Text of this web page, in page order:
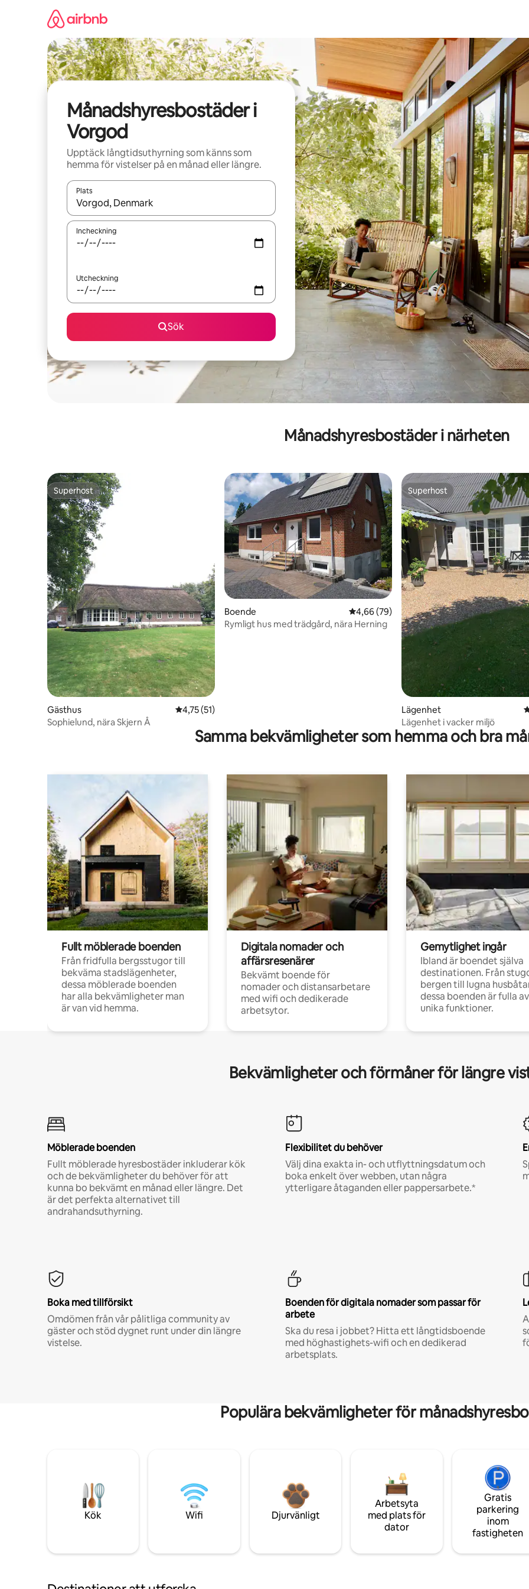
Månadshyresbostäder i
Vorgod
Upptäck långtidsuthyrning som känns som
hemma för vistelser på en månad eller längre.
Plats
När resultaten är tillgängliga kan du navigera med upp- och nedåtpilarna eller utforska genom att trycka eller svepa.
Incheckning
Utcheckning
Sök
Månadshyresbostäder i närheten
Superhost
Superhost
Gästhus 4,75 av 5 i genomsnittligt betyg, 51 omdömen
4,75 (51)
Sophielund, nära Skjern Å
Boende 4,66 av 5 i genomsnittligt betyg, 79
4,66 (79)
Rymligt hus med trädgård, nära Herning
Superhost
Superhost
Lägenhet
Lägenhet i vacker miljö
Samma bekvämligheter som hemma och bra
Fullt möblerade boenden
Från fridfulla bergsstugor till
bekväma stadslägenheter,
dessa möblerade boenden
har alla bekvämligheter man
är van vid hemma.
Digitala nomader och
affärsresenärer
Bekvämt boende för
nomader och distansarbetare
med wifi och dedikerade
arbetsytor.
Gemytlighet ingår
Ibland är boendet själva
destinationen. Från
bergen till lugna
dessa boenden är fulla av
unika funktioner.
Bekvämligheter och förmåner för längre
Möblerade boenden
Fullt möblerade hyresbostäder inkluderar kök
och de bekvämligheter du behöver för att
kunna bo bekvämt en månad eller längre. Det
är det perfekta alternativet till
andrahandsuthyrning.
Flexibilitet du behöver
Välj dina exakta in- och utflyttningsdatum och
boka enkelt över webben, utan några
ytterligare åtaganden eller pappersarbete.*
Boka med tillförsikt
Omdömen från vår pålitliga community av
gäster och stöd dygnet runt under din längre
vistelse.
Boenden för digitala nomader som passar för
arbete
Ska du resa i jobbet? Hitta ett långtidsboende
med höghastighets-wifi och en dedikerad
arbetsplats.
Populära bekvämligheter för
Kök Wifi Djurvänligt
Arbetsyta
med plats för
dator
Gratis
parkering
inom
fastigheten